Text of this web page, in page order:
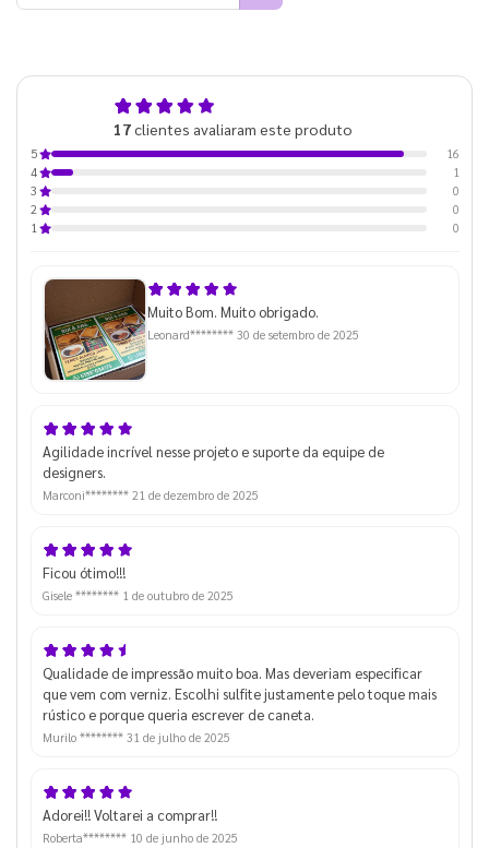
17clientes avaliaram este produto
5
16
4
1
3
0
2
0
1
0
Muito Bom. Muito obrigado.
Leonard******** 30 de setembro de 2025
Agilidade incrível nesse projeto e suporte da equipe de
designers.
Marconi******** 21 de dezembro de 2025
Ficou ótimo!!!
Gisele ******** 1 de outubro de 2025
Qualidade de impressão muito boa. Mas deveriam especificar
que vem com verniz. Escolhi sulfite justamente pelo toque mais
rústico e porque queria escrever de caneta.
Murilo ******** 31 de julho de 2025
Adorei!! Voltarei a comprar!!
Roberta******** 10 de junho de 2025